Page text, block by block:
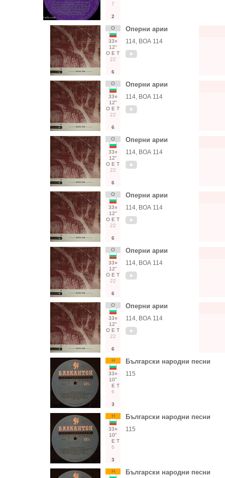
7
2
О
33○
12"
О Е Т
22
6
Оперни арии
114, ВОА 114
О
33○
12"
О Е Т
22
6
Оперни арии
114, ВОА 114
О
33○
12"
О Е Т
22
6
Оперни арии
114, ВОА 114
О
33○
12"
О Е Т
22
6
Оперни арии
114, ВОА 114
О
33○
12"
О Е Т
22
6
Оперни арии
114, ВОА 114
О
33○
12"
О Е Т
22
6
Оперни арии
114, ВОА 114
Н
33○
10"
Е Т
6
3
Български народни песни
115
Н
33○
10"
Е Т
6
3
Български народни песни
115
Н Български народни песни